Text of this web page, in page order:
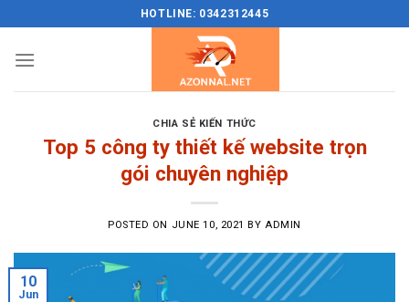
content
HOTLINE: 0342312445
CHIA SẺ KIẾN THỨC
Top 5 công ty thiết kế website trọn
gói chuyên nghiệp
POSTED ON JUNE 10, 2021 BY ADMIN
10
Jun